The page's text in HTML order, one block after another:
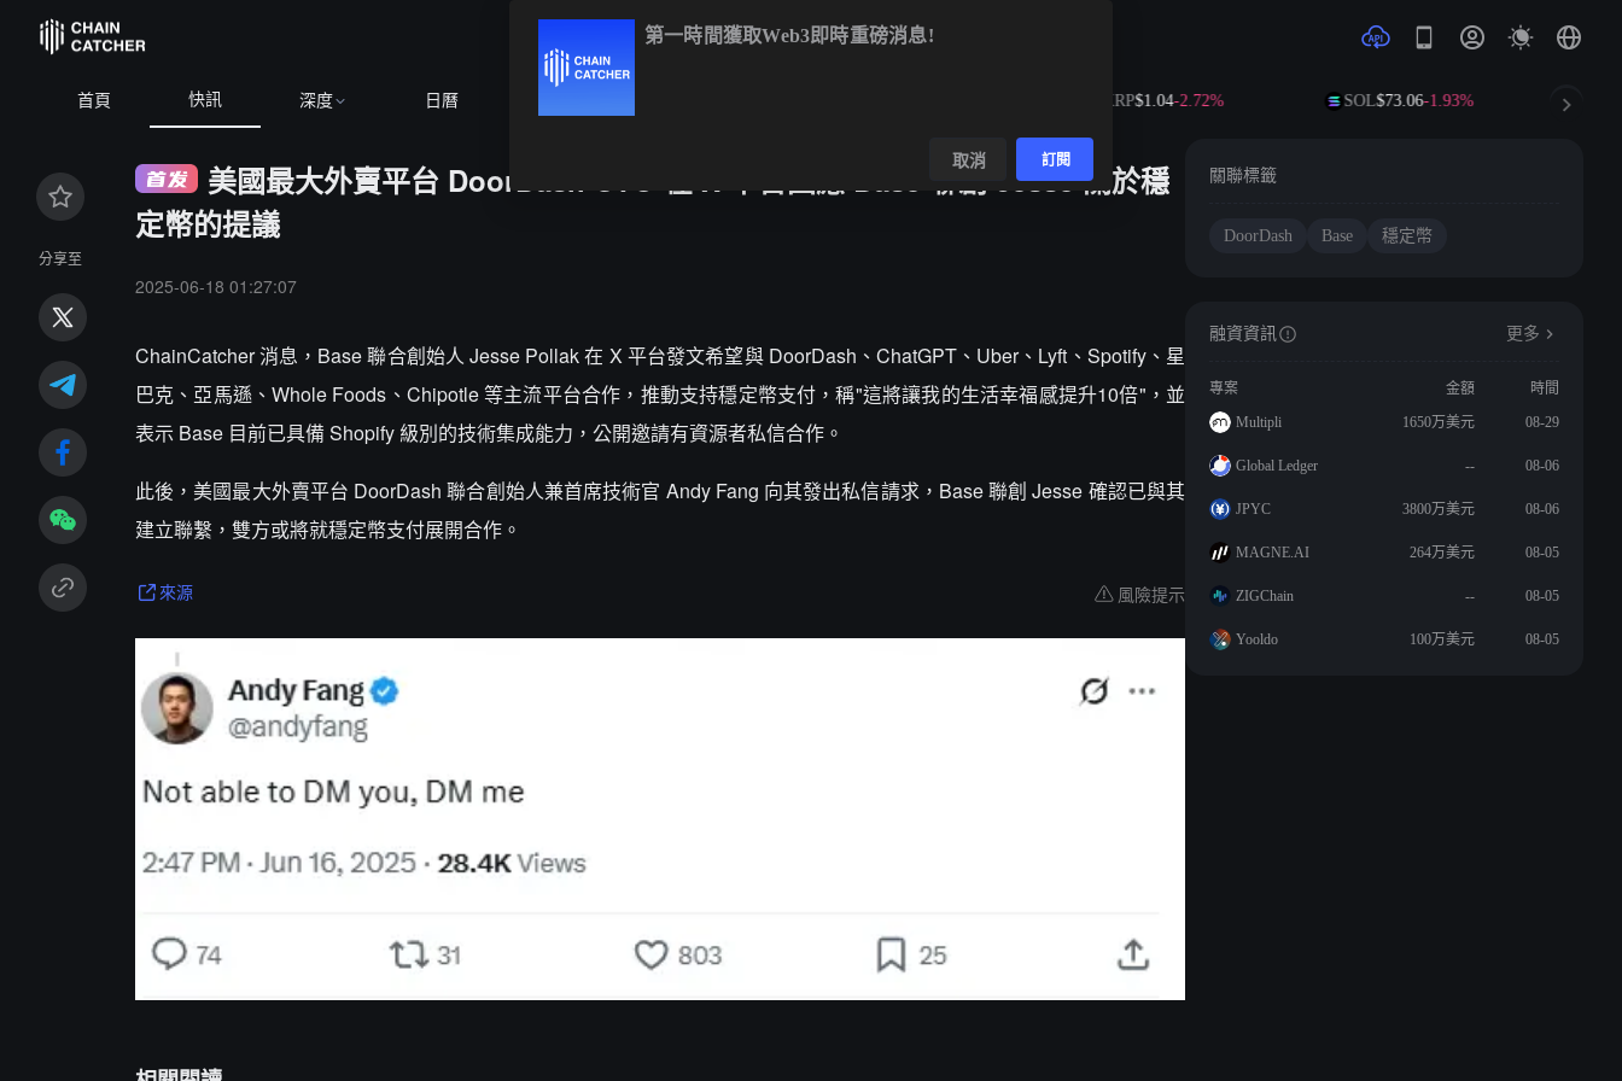
首頁 快訊 深度 日曆
$64,543.16 XRP$1.04-2.72% SOL$73.06-1.93%
分享至
美國最大外賣平台 DoorDash CTO 在 X 平台回應 Base 聯創 Jesse 關於穩
定幣的提議
2025-06-18 01:27:07
ChainCatcher 消息，Base 聯合創始人 Jesse Pollak 在 X 平台發文希望與 DoorDash、ChatGPT、Uber、Lyft、Spotify、星
巴克、亞馬遜、Whole Foods、Chipotle 等主流平台合作，推動支持穩定幣支付，稱"這將讓我的生活幸福感提升10倍"，並
表示 Base 目前已具備 Shopify 級別的技術集成能力，公開邀請有資源者私信合作。
此後，美國最大外賣平台 DoorDash 聯合創始人兼首席技術官 Andy Fang 向其發出私信請求，Base 聯創 Jesse 確認已與其
建立聯繫，雙方或將就穩定幣支付展開合作。
來源 風險提示
關聯標籤
DoorDash Base 穩定幣
融資資訊 更多
專案 金額
時間
Multipli
1650万美元 08-29
Global Ledger -- 08-06
JPYC 3800万美元 08-06
MAGNE.AI 264万美元 08-05
ZIGChain -- 08-05
Yooldo 100万美元 08-05
第一時間獲取Web3即時重磅消息!
取消 訂閱